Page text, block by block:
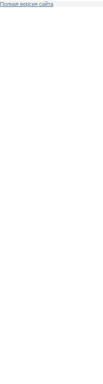
Полная версия сайта